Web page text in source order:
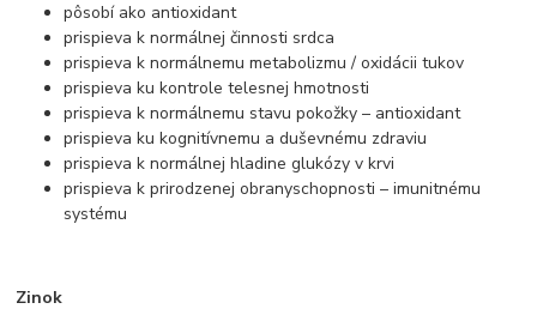
pôsobí ako antioxidant
prispieva k normálnej činnosti srdca
prispieva k normálnemu metabolizmu / oxidácii tukov
prispieva ku kontrole telesnej hmotnosti
prispieva k normálnemu stavu pokožky – antioxidant
prispieva ku kognitívnemu a duševnému zdraviu
prispieva k normálnej hladine glukózy v krvi
prispieva k prirodzenej obranyschopnosti – imunitnému
systému
Zinok